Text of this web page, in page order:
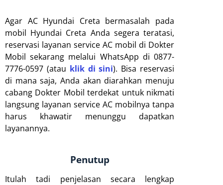
Agar AC Hyundai Creta bermasalah pada
mobil Hyundai Creta Anda segera teratasi,
reservasi layanan service AC mobil di Dokter
Mobil sekarang melalui WhatsApp di 0877-
7776-0597 (atau klik di sini). Bisa reservasi
di mana saja, Anda akan diarahkan menuju
cabang Dokter Mobil terdekat untuk nikmati
langsung layanan service AC mobilnya tanpa
harus khawatir menunggu dapatkan
layanannya.
Penutup
Itulah tadi penjelasan secara lengkap